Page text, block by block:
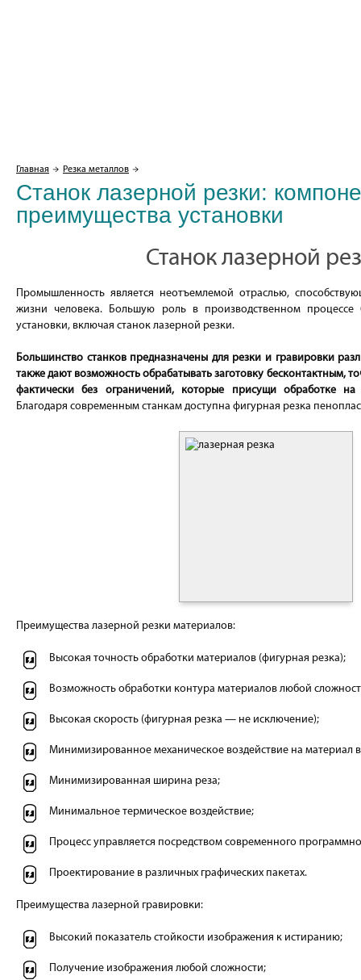
Главная Резка металлов
Станок лазерной резки:
преимущества установки
Станок лазерной
Промышленность является неотъемлемой отраслью,
жизни человека. Большую роль в производственном процессе
установки, включая станок лазерной резки.
Большинство станков предназначены для резки и гравировки
также дают возможность обрабатывать заготовку бесконтактным,
фактически без ограничений, которые присущи обработке
Благодаря современным станкам доступна фигурная резка
Преимущества лазерной резки материалов:
Высокая точность обработки материалов (фигурная резка);
Возможность обработки контура материалов любой
Высокая скорость (фигурная резка — не исключение);
Минимизированное механическое воздействие на материал
Минимизированная ширина реза;
Минимальное термическое воздействие;
Процесс управляется посредством современного
Проектирование в различных графических пакетах.
Преимущества лазерной гравировки:
Высокий показатель стойкости изображения к истиранию;
Получение изображения любой сложности;